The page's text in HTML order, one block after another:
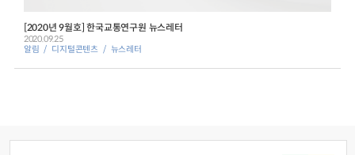
[2020년 9월호] 한국교통연구원 뉴스레터
알림 디지털콘텐츠 뉴스레터
2020.09.25